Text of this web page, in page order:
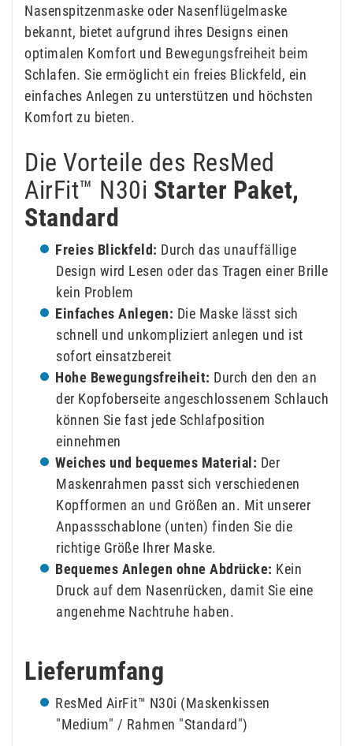
Nasenspitzenmaske oder Nasenflügelmaske
bekannt, bietet aufgrund ihres Designs einen
optimalen Komfort und Bewegungsfreiheit beim
Schlafen. Sie ermöglicht ein freies Blickfeld, ein
einfaches Anlegen zu unterstützen und höchsten
Komfort zu bieten.
Die Vorteile des ResMed
AirFit™ N30i Starter Paket,
Standard
Freies Blickfeld: Durch das unauffällige
Design wird Lesen oder das Tragen einer Brille
kein Problem
Einfaches Anlegen: Die Maske lässt sich
schnell und unkompliziert anlegen und ist
sofort einsatzbereit
Hohe Bewegungsfreiheit: Durch den den an
der Kopfoberseite angeschlossenem Schlauch
können Sie fast jede Schlafposition
einnehmen
Weiches und bequemes Material: Der
Maskenrahmen passt sich verschiedenen
Kopfformen an und Größen an. Mit unserer
Anpassschablone (unten) finden Sie die
richtige Größe Ihrer Maske.
Bequemes Anlegen ohne Abdrücke: Kein
Druck auf dem Nasenrücken, damit Sie eine
angenehme Nachtruhe haben.
Lieferumfang
ResMed AirFit™ N30i (Maskenkissen
"Medium" / Rahmen "Standard")